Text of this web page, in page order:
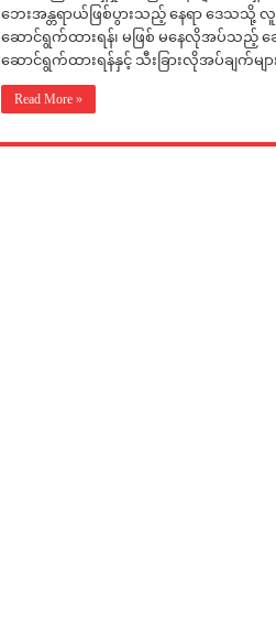
ဘေးအန္တရာယ်ဖြစ်ပွားသည့် နေရာ ဒေသသို့
ဆောင်ရွက်ထားရန်၊ မဖြစ် မနေလိုအပ်သည့် ဆ
ဆောင်ရွက်ထားရန်နှင့် သီးခြားလိုအပ်ချက်မျ
Read More »